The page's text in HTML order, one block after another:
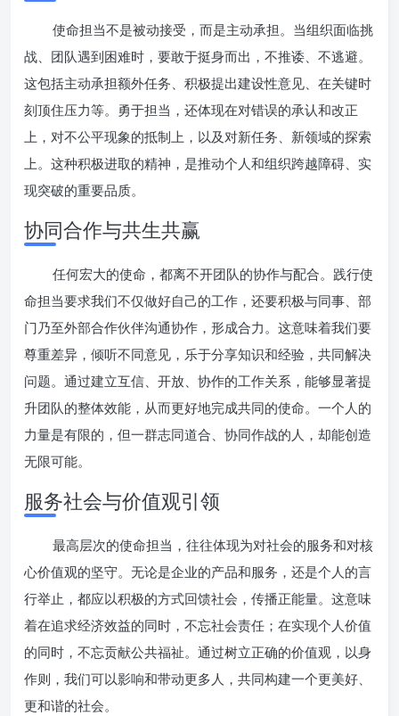
使命担当不是被动接受，而是主动承担。当组织面临挑
战、团队遇到困难时，要敢于挺身而出，不推诿、不逃避。
这包括主动承担额外任务、积极提出建设性意见、在关键时
刻顶住压力等。勇于担当，还体现在对错误的承认和改正
上，对不公平现象的抵制上，以及对新任务、新领域的探索
上。这种积极进取的精神，是推动个人和组织跨越障碍、实
现突破的重要品质。
协同合作与共生共赢
任何宏大的使命，都离不开团队的协作与配合。践行使
命担当要求我们不仅做好自己的工作，还要积极与同事、部
门乃至外部合作伙伴沟通协作，形成合力。这意味着我们要
尊重差异，倾听不同意见，乐于分享知识和经验，共同解决
问题。通过建立互信、开放、协作的工作关系，能够显著提
升团队的整体效能，从而更好地完成共同的使命。一个人的
力量是有限的，但一群志同道合、协同作战的人，却能创造
无限可能。
服务社会与价值观引领
最高层次的使命担当，往往体现为对社会的服务和对核
心价值观的坚守。无论是企业的产品和服务，还是个人的言
行举止，都应以积极的方式回馈社会，传播正能量。这意味
着在追求经济效益的同时，不忘社会责任；在实现个人价值
的同时，不忘贡献公共福祉。通过树立正确的价值观，以身
作则，我们可以影响和带动更多人，共同构建一个更美好、
更和谐的社会。